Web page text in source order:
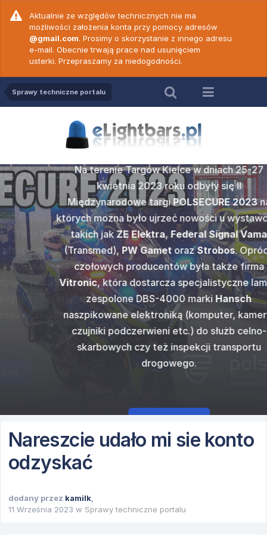
Aktualnie ze względów technicznych nie ma
możliwości założenia konta przy pomocy adresów
@gmail.com. Prosimy o skorzystanie z innego adresu
e-mail. Obecnie trwają prace nad usunięciem
usterki. Przepraszamy za niedogodności.
Sprawy techniczne portalu
18 -
N ver
jednym z
dźwięków
N ver Eod
19 -
do
prawidłową
się na
Code 3w
europejski...
w Kielcach
tego
służb
obfitowała w
i
Relacja z POLSECURE
2023
Na terenie Targów Kielce w dniach 25-27
kwietnia 2023 roku odbyły się II
Międzynarodowe targiPOLSECURE 2023na
których można było ujrzeć nowości u wystawców
takich jakZE Elektra,Federal Signal Vama
(Transmed),PW GametorazStrobos. Oprócz
czołowych producentów była także firma
Vitronic, która dostarcza specjalistyczne lampy
zespolone DBS-4000 markiHansch
naszpikowane elektroniką (komputer, kamery,
czujniki podczerwieni etc.) do służb celno-
skarbowych czy też inspekcji transportu
drogowego.
ZE
Popularna
2000marki
wersji
może być
gazowego,
innych w
PW
Nadszedł
Wam
Po
Nareszcie udało mi sie konto
odzyskać
dodany przez kamilk,
11 Września 2023 w Sprawy techniczne portalu